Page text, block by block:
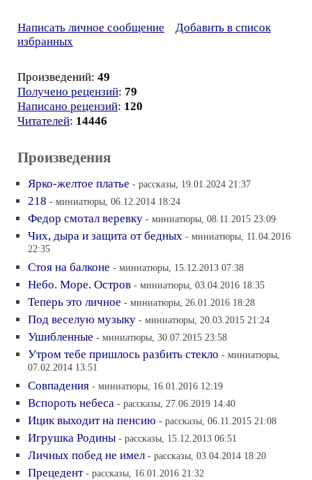
Написать личное сообщение
Добавить в список
избранных
Произведений: 49
Получено рецензий: 79
Написано рецензий: 120
Читателей: 14446
Произведения
Ярко-желтое платье - рассказы, 19.01.2024 21:37
218 - миниатюры, 06.12.2014 18:24
Федор смотал веревку - миниатюры, 08.11.2015 23:09
Чих, дыра и защита от бедных - миниатюры, 11.04.2016
22:35
Стоя на балконе - миниатюры, 15.12.2013 07:38
Небо. Море. Остров - миниатюры, 03.04.2016 18:35
Теперь это личное - миниатюры, 26.01.2016 18:28
Под веселую музыку - миниатюры, 20.03.2015 21:24
Ушибленные - миниатюры, 30.07.2015 23:58
Утром тебе пришлось разбить стекло - миниатюры,
07.02.2014 13:51
Совпадения - миниатюры, 16.01.2016 12:19
Вспороть небеса - рассказы, 27.06.2019 14:40
Ицик выходит на пенсию - рассказы, 06.11.2015 21:08
Игрушка Родины - рассказы, 15.12.2013 06:51
Личных побед не имел - рассказы, 03.04.2014 18:20
Прецедент - рассказы, 16.01.2016 21:32